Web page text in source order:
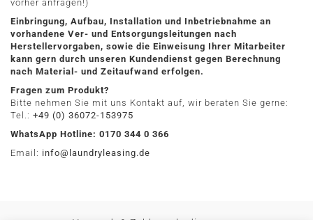
vorher anfragen!)
Einbringung, Aufbau, Installation und Inbetriebnahme an
vorhandene Ver- und Entsorgungsleitungen nach
Herstellervorgaben, sowie die Einweisung Ihrer Mitarbeiter
kann gern durch unseren Kundendienst gegen Berechnung
nach Material- und Zeitaufwand erfolgen.
Fragen zum Produkt?
Bitte nehmen Sie mit uns Kontakt auf, wir beraten Sie gerne:
Tel.: +49 (0) 36072-153975
WhatsApp Hotline: 0170 344 0 366
Email: info@laundryleasing.de